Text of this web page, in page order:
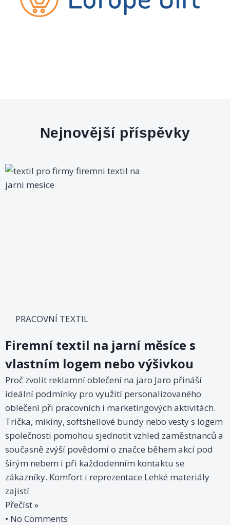
Nejnovější příspěvky
PRACOVNÍ TEXTIL
Firemní textil na jarní měsíce s
vlastním logem nebo výšivkou
Proč zvolit reklamní oblečení na jaro Jaro přináší
ideální podmínky pro využití personalizovaného
oblečení při pracovních i marketingových aktivitách.
Trička, mikiny, softshellové bundy nebo vesty s logem
společnosti pomohou sjednotit vzhled zaměstnanců a
současně zvýší povědomí o značce během akcí pod
širým nebem i při každodenním kontaktu se
zákazníky. Komfort i reprezentace Lehké materiály
zajistí
Přečíst »
No Comments